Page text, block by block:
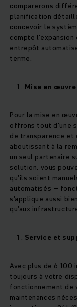
comparerons
planification
concevoir le
compte
entrepôt
terme.
Mise en
Pour la mise en
offrons tout d'une
de transparence et
aboutissant à la
un seul partenaire
solution, vous
qu'ils soient
automatisés –
s'applique aussi
qu'aux
Service et
Avec plus de 6 100
toujours à votre
fonctionnement de
maintenances